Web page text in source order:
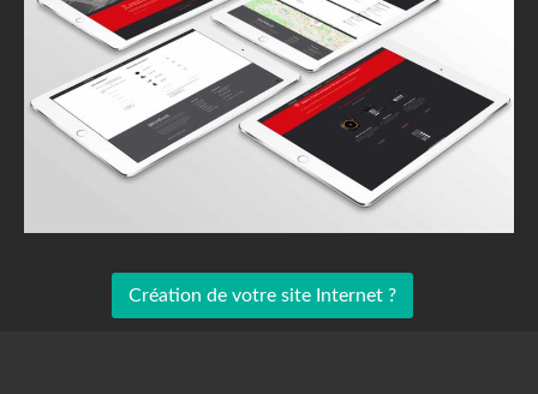
Création de votre site Internet ?